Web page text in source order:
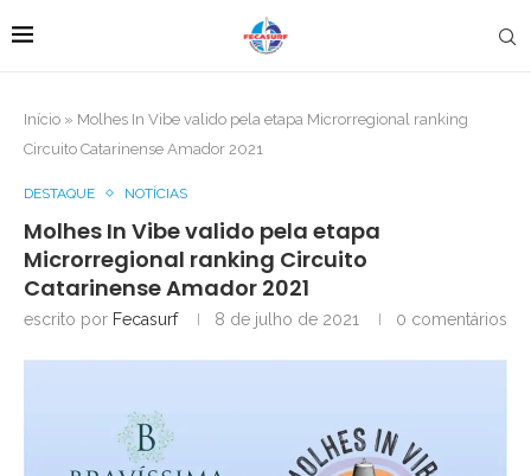
Início » Molhes In Vibe valido pela etapa Microrregional ranking
Circuito Catarinense Amador 2021
DESTAQUE NOTÍCIAS
Molhes In Vibe valido pela etapa
Microrregional ranking Circuito
Catarinense Amador 2021
escrito por Fecasurf 8 de julho de 2021 0 comentários